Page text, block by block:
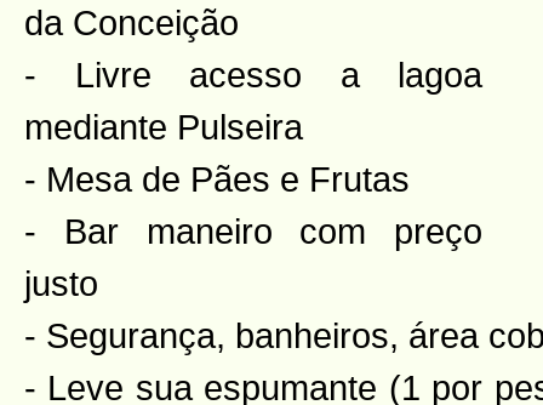
da Conceição
- Livre acesso a lagoa
mediante Pulseira
- Mesa de Pães e Frutas
- Bar maneiro com preço
justo
- Segurança, banheiros, área
- Leve sua espumante (1 por